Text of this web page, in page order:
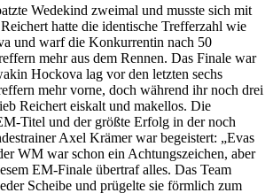
Wedekind zweimal und musste sich mit
hatte die identische Trefferzahl wie
und warf die Konkurrentin nach 50
mehr aus dem Rennen. Das Finale war
Hockova lag vor den letzten sechs
mehr vorne, doch während ihr noch drei
Reichert eiskalt und makellos. Die
Titel und der größte Erfolg in der noch
Axel Krämer war begeistert: „Evas
WM war schon ein Achtungszeichen, aber
EM-Finale übertraf alles. Das Team
Scheibe und prügelte sie förmlich zum